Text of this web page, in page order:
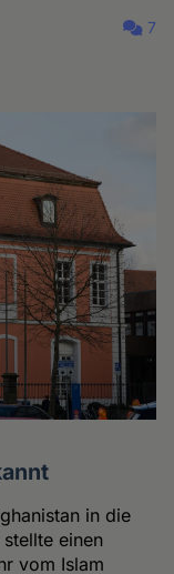
7
in die
einen
vom Islam